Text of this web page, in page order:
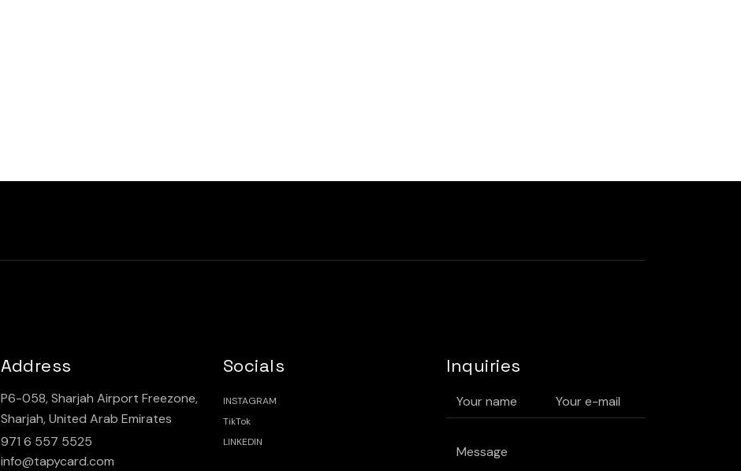
Address
P6-058, Sharjah Airport Freezone,
Sharjah, United Arab Emirates
971 6 557 5525
info@tapycard.com
Socials
INSTAGRAM
TikTok
LINKEDIN
Inquiries